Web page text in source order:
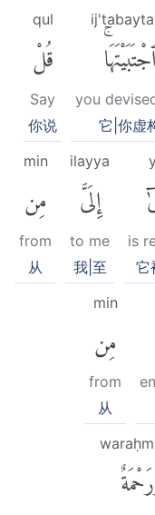
ٱجْتَبَيْتَهَاۚ
you
它|你虚
qul
قُلْ
Say
你说
is
它
ilayya
إِلَىَّ
to me
我|至
min
مِن
from
从
min
مِن
from
从